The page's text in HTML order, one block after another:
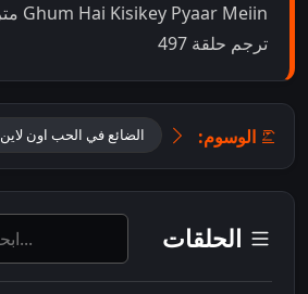
Ghum Hai Kisikey Pyaar Meiin مترجم</ul>
ترجم حلقة 497
الوسوم: الضائع في الحب اون لاين
الحلقات